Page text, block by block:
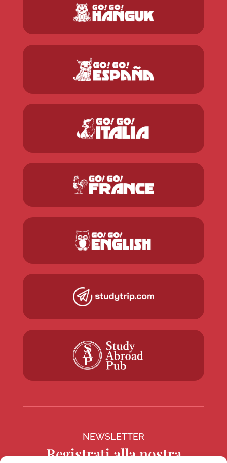
NEWSLETTER
Registrati alla nostra